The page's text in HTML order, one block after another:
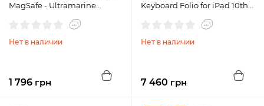
MagSafe - Ultramarine
Нет в наличии
1 796 грн
Keyboard Folio for iPad 10th
Нет в наличии
7 460 грн